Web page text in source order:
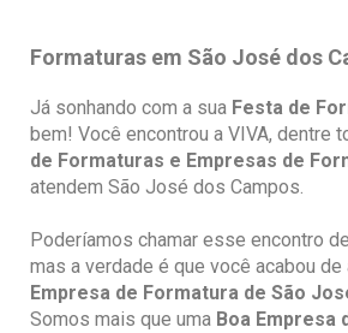
Formaturas em São José dos
Já sonhando com a sua Festa de
bem! Você encontrou a VIVA, dentre
de Formaturas e Empresas de
atendem São José dos Campos.
Poderíamos chamar esse encontro
mas a verdade é que você acabou de
Empresa de Formatura de São
Somos mais que uma Boa Empresa